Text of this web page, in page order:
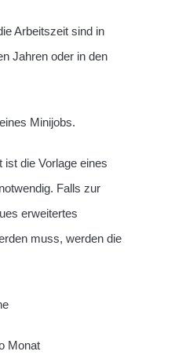
Arbeitszeit sind in
Jahren oder in den
Minijobs.
ist die Vorlage eines
Falls zur
erweitertes
muss, werden die
Monat